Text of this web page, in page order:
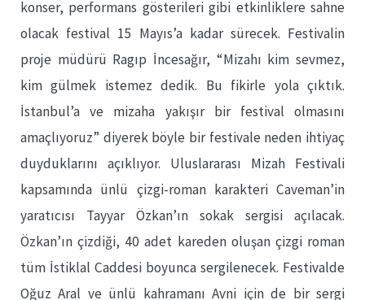
konser, performans gösterileri gibi etkinliklere sahne
olacak festival 15 Mayıs’a kadar sürecek. Festivalin
proje müdürü Ragıp İncesağır, “Mizahı kim sevmez,
kim gülmek istemez dedik. Bu fikirle yola çıktık.
İstanbul’a ve mizaha yakışır bir festival olmasını
amaçlıyoruz” diyerek böyle bir festivale neden ihtiyaç
duyduklarını açıklıyor. Uluslararası Mizah Festivali
kapsamında ünlü çizgi-roman karakteri Caveman’in
yaratıcısı Tayyar Özkan’ın sokak sergisi açılacak.
Özkan’ın çizdiği, 40 adet kareden oluşan çizgi roman
tüm İstiklal Caddesi boyunca sergilenecek. Festivalde
Oğuz Aral ve ünlü kahramanı Avni için de bir sergi